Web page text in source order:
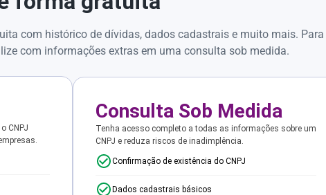
com histórico de dívidas, dados cadastrais e muito mais. Para
com informações extras em uma consulta sob medida.
CNPJ
Consulta Sob Medida
Tenha acesso completo a todas as informações sobre um
CNPJ e reduza riscos de inadimplência.
Confirmação de existência do CNPJ
Dados cadastrais básicos